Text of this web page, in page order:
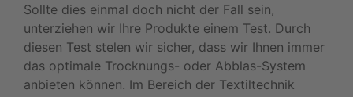
Sollte dies einmal doch nicht der Fall sein,
unterziehen wir Ihre Produkte einem Test. Durch
diesen Test stelen wir sicher, dass wir Ihnen immer
das optimale Trocknungs- oder Abblas-System
anbieten können. Im Bereich der Textiltechnik